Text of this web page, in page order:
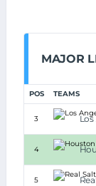
MAJOR
POS TEAMS
3 Los
4
5